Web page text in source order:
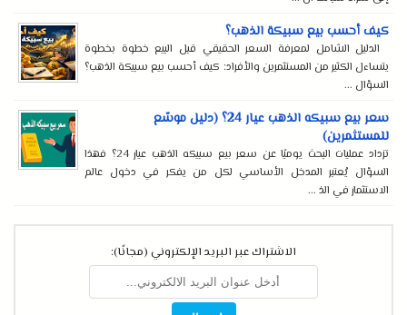
كيف أحسب بيع سبيكة الذهب؟
الدليل الشامل لمعرفة السعر الحقيقي قبل البيع خطوة بخطوة
يتساءل الكثير من المستثمرين والأفراد: كيف أحسب بيع سبيكة الذهب؟
السؤال ...
سعر بيع سبيكه الذهب عيار 24؟ (دليل موسّع
للمستثمرين)
تزداد عمليات البحث يوميًا عن سعر بيع سبيكه الذهب عيار 24؟ فهذا
السؤال يُعتبر المدخل الأساسي لكل من يفكر في دخول عالم
الاستثمار في الذ ...
الاشتراك عبر البريد الإلكتروني (مجانًا):